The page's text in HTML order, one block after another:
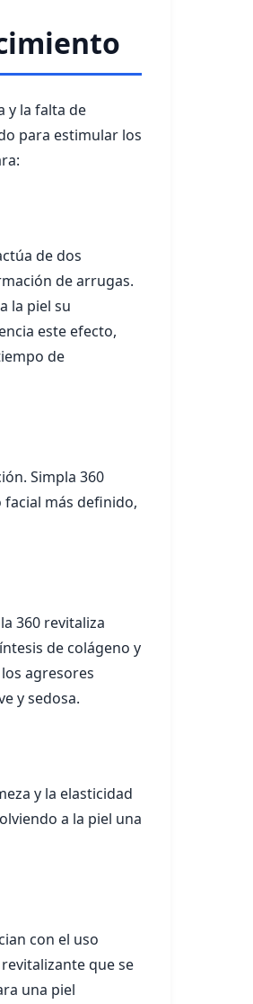
y la falta de
para estimular los
de dos
de arrugas.
la piel su
este efecto,
de
Simpla 360
más definido,
360 revitaliza
de colágeno y
agresores
y sedosa.
y la elasticidad
a la piel una
con el uso
que se
una piel